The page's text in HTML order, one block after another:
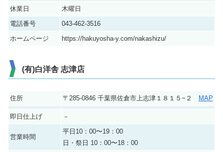
休業日
木曜日
電話番号
043-462-3516
ホームページ
https://hakuyosha-y.com/nakashizu/
(有)白洋舎 志津店
住所 〒285-0846 千葉県佐倉市上志津１８１５−２ MAP
即日仕上げ －
営業時間
平日10：00〜19：00
日・祭日 10：00〜18：00